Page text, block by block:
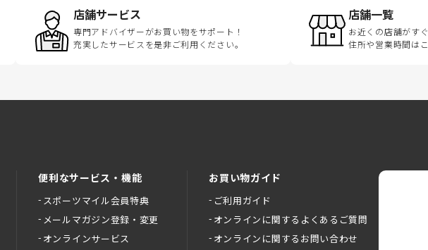
店舗サービス
専門アドバイザーがお買い物をサポート！
充実したサービスを是非ご利用ください。
店舗一覧
お近くの店舗がす
住所や営業時間は
便利なサービス・機能
スポーツマイル会員特典
メールマガジン登録・変更
オンラインサービス
お買い物ガイド
ご利用ガイド
オンラインに関するよくあるご質問
オンラインに関するお問い合わせ